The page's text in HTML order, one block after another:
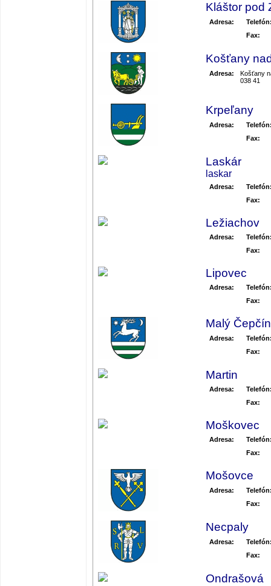
Kláštor pod
Adresa:
Fax:
Košťany
Adresa:
Košťany
038 41
Krpeľany
Adresa:
Fax:
Laskár
laskar
Adresa:
Fax:
Ležiachov
Adresa:
Fax:
Lipovec
Adresa:
Fax:
Malý Čepčín
Adresa:
Fax:
Martin
Adresa:
Fax:
Moškovec
Adresa:
Fax:
Mošovce
Adresa:
Fax:
Necpaly
Adresa:
Fax:
Ondrašová